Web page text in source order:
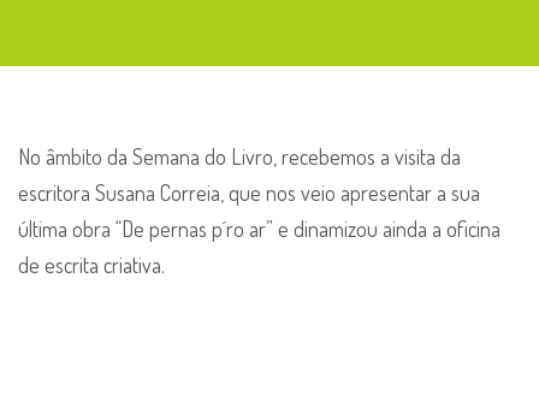
No âmbito da Semana do Livro, recebemos a visita da
escritora Susana Correia, que nos veio apresentar a sua
última obra “De pernas p´ro ar” e dinamizou ainda a oficina
de escrita criativa.